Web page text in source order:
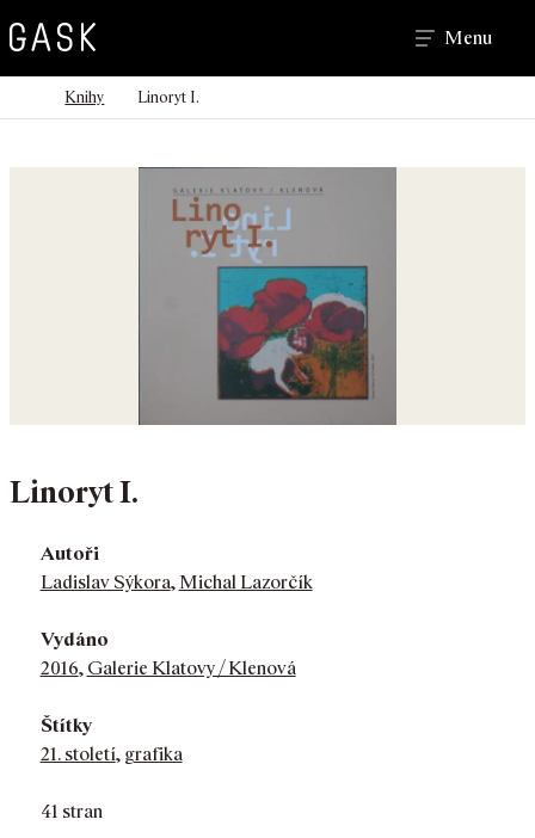
Hledat
Menu
DomůKnihy Linoryt I.
Linoryt I.
Autoři
Ladislav Sýkora, Michal Lazorčík
Vydáno
2016, Galerie Klatovy / Klenová
Štítky
21. století, grafika
41 stran